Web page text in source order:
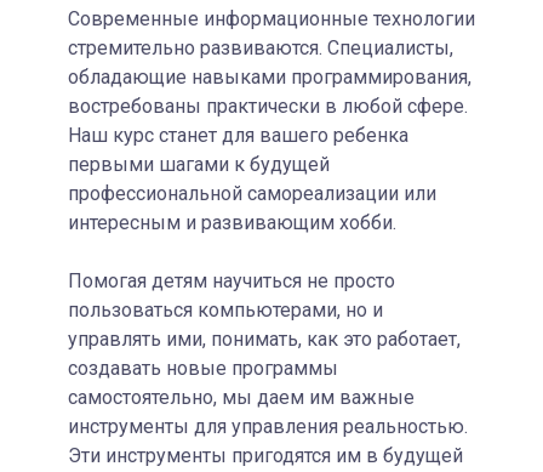
Современные информационные технологии
стремительно развиваются. Специалисты,
обладающие навыками программирования,
востребованы практически в любой сфере.
Наш курс станет для вашего ребенка
первыми шагами к будущей
профессиональной самореализации или
интересным и развивающим хобби.
Помогая детям научиться не просто
пользоваться компьютерами, но и
управлять ими, понимать, как это работает,
создавать новые программы
самостоятельно, мы даем им важные
инструменты для управления реальностью.
Эти инструменты пригодятся им в будущей